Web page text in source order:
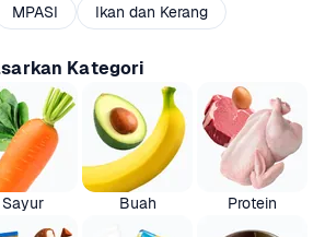
MPASI Ikan dan Kerang
Kategori
Sayur Buah Protein